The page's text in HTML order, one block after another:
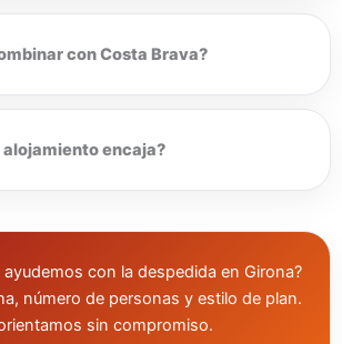
con Costa Brava?
alojamiento encaja?
ayudemos con la despedida en Girona?
número de personas y estilo de plan.
sin compromiso.